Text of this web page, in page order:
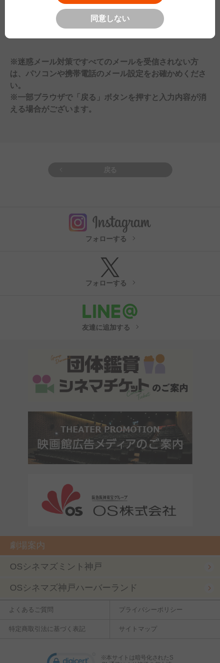
※迷惑メール対策ですべてのメールを受信されない方
は、パソコンや携帯電話のメール設定をお確かめくださ
い。
※一部ブラウザで「戻る」ボタンを押すと入力内容が消
える場合がございます。
フォローする
フォローする
友達に追加する
劇場案内
OSシネマズミント神戸
OSシネマズ神戸ハーバーランド
※本サイトは暗号化されたS
よくあるご質問 プライバシーポリシー
特定商取引法に基づく表記 サイトマップ
情報を第三者に提供することはありません。
■個人情報の取り扱いの委託
取得した個人情報の取り扱いの全部 又は 一部を委託することはあり
ません。
本人からの求めにより、当社が保有する開示対象個人情報の利用目的
の通知・開示・訂正、追加 又は 削除・利用の停止、消去、第三者への
開示等に応ずる窓口は、
をご覧ください。
■個人情報の安全管理措置
取得した個人情報については、漏洩、減失 又は き損の防止と是正、
その他個人情報の安全管理のために必要かつ適切な措置を講じます。
このサイトは、SSL（Secure Socket Layer）による暗号化措置を講
プライバシーポリシー
同意しない